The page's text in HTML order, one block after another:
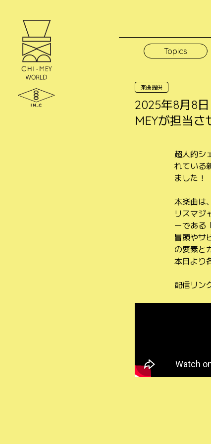
content
Topics
楽曲提供
2025年8月8
MEYが担当さ
超人的シ
れている
ました！
本楽曲は
リスマジ
ーである
冒頭やサ
の要素と
本日より
配信リン